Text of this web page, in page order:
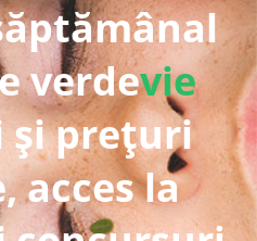
verdevie
și prețuri
acces la